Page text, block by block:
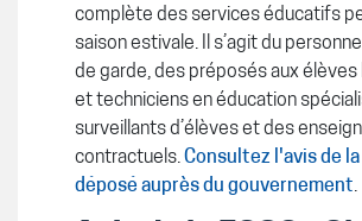
complète des services éducatifs
saison estivale. Il s’agit du
de garde, des préposés aux élèves
et techniciens en éducation
surveillants d’élèves et des
contractuels.Consultez l'avis de la
déposé auprès du gouvernement.